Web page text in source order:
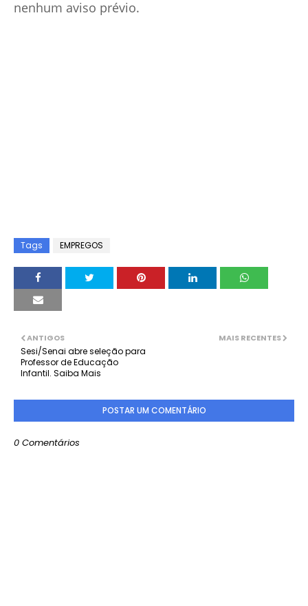
nenhum aviso prévio.
Tags EMPREGOS
MAIS RECENTES
ANTIGOS
Sesi/Senai abre seleção para
Professor de Educação
Infantil. Saiba Mais
POSTAR UM COMENTÁRIO
0 Comentários